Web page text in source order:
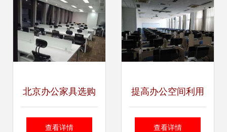
北京办公家具选购
指南 从全新到二
查看详情
提高办公空间利用
率 公司开会、学校
查看详情